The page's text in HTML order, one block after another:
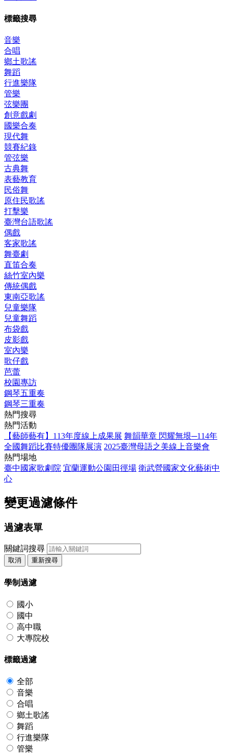
標籤搜尋
音樂
合唱
鄉土歌謠
舞蹈
行進樂隊
管樂
弦樂團
創意戲劇
國樂合奏
現代舞
競賽紀錄
管弦樂
古典舞
表藝教育
民俗舞
原住民歌謠
打擊樂
臺灣台語歌謠
偶戲
客家歌謠
舞臺劇
直笛合奏
絲竹室內樂
傳統偶戲
東南亞歌謠
兒童樂隊
兒童舞蹈
布袋戲
皮影戲
室內樂
歌仔戲
芭蕾
校園專訪
鋼琴五重奏
鋼琴三重奏
熱門搜尋
熱門活動
【藝師藝有】113年度線上成果展 舞韻華章 閃耀無垠─114年
全國舞蹈比賽特優團隊展演 2025臺灣母語之美線上音樂會
熱門場地
臺中國家歌劇院 宜蘭運動公園田徑場 衛武營國家文化藝術中
心
變更過濾條件
過濾表單
關鍵詞搜尋
取消 重新搜尋
學制過濾
國小
國中
高中職
大專院校
標籤過濾
全部
音樂
合唱
鄉土歌謠
舞蹈
行進樂隊
管樂